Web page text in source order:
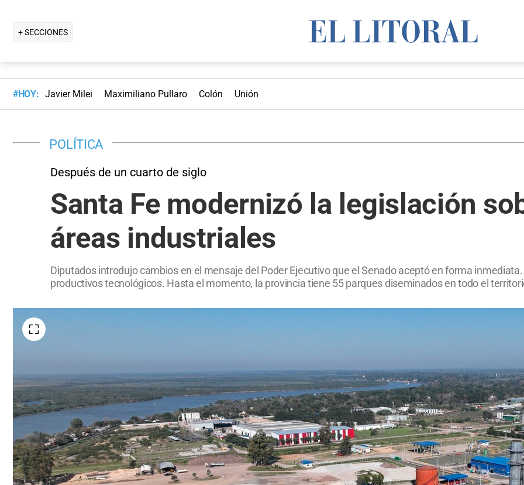
+ SECCIONES
#HOY: Javier Milei Maximiliano Pullaro Colón Unión
POLÍTICA
Después de un cuarto de siglo
Santa Fe modernizó la legislación
áreas industriales
Diputados introdujo cambios en el mensaje del Poder Ejecutivo que el Senado aceptó en forma
productivos tecnológicos. Hasta el momento, la provincia tiene 55 parques diseminados en todo el